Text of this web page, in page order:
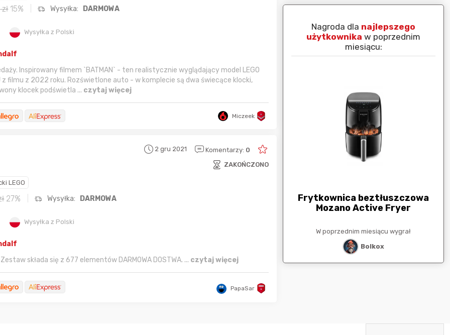
zł 15% Wysyłka: DARMOWA
Wysyłka z Polski
Inspirowany filmem `BATMAN` - ten realistycznie wyglądający model LEGO
z filmu z 2022 roku. Rozświetlone auto - w komplecie są dwa świecące klocki,
klocek podświetla ... czytaj więcej
Miczeek
2 gru 2021 Komentarzy: 0
ZAKOŃCZONO
LEGO
27% Wysyłka: DARMOWA
Wysyłka z Polski
składa się z 677 elementów DARMOWA DOSTWA. ... czytaj więcej
PapaSar
okazję w tym miesiącu:
Allegro 150zł
Nagroda dla najlepszego
użytkownika w poprzednim
miesiącu:
Frytkownica beztłuszczowa
Mozano Active Fryer
W poprzednim miesiącu wygrał
Bolkox